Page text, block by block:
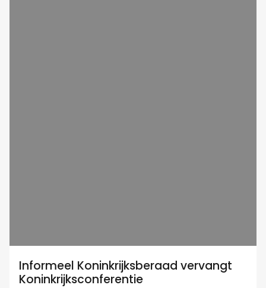
Informeel Koninkrijksberaad vervangt
Koninkrijksconferentie